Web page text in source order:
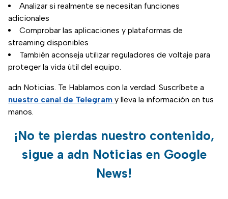
Analizar si realmente se necesitan funciones
adicionales
Comprobar las aplicaciones y plataformas de
streaming disponibles
También aconseja utilizar reguladores de voltaje para
proteger la vida útil del equipo.
adn Noticias. Te Hablamos con la verdad. Suscríbete a
nuestro canal de Telegram y lleva la información en tus
manos.
¡No te pierdas nuestro contenido,
sigue a adn Noticias en Google
News!